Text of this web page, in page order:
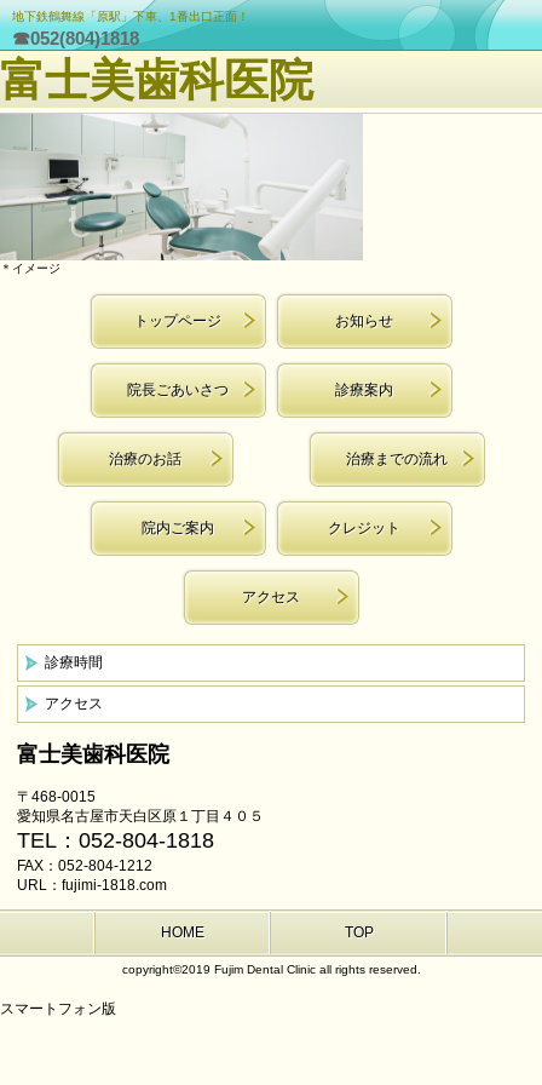
地下鉄鶴舞線「原駅」下車、1番出口正面！
☎052(804)1818
富士美歯科医院
＊イメージ
トップページ お知らせ
院長ごあいさつ 診療案内
治療のお話 治療までの流れ
院内ご案内 クレジット
アクセス
診療時間
アクセス
富士美歯科医院
〒468-0015
愛知県名古屋市天白区原１丁目４０５
TEL：052-804-1818
FAX：052-804-1212
URL：fujimi-1818.com
HOME TOP
copyright©2019 Fujim Dental Clinic all rights reserved.
スマートフォン版